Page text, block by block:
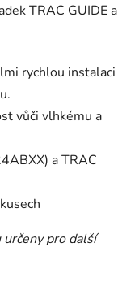
TRAC GUIDE a
rychlou instalaci
vůči vlhkému a
a TRAC
určeny pro další